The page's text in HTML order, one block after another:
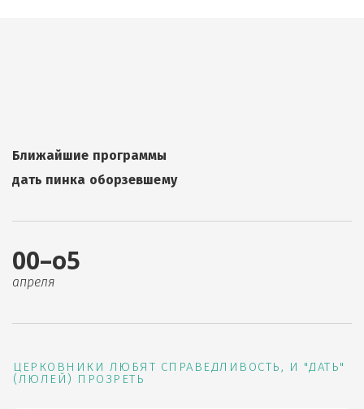
Ближайшие программы
дать пинка оборзевшему
00–о5
апреля
ЦЕРКОВНИКИ ЛЮБЯТ СПРАВЕДЛИВОСТЬ, И "ДАТЬ"
(ЛЮЛЕЙ) ПРОЗРЕТЬ